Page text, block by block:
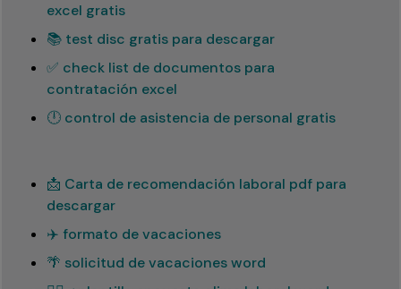
excel gratis
📚 test disc gratis para descargar
✅ check list de documentos para
contratación excel
🕛 control de asistencia de personal gratis
📩 Carta de recomendación laboral pdf para
descargar
✈️ formato de vacaciones
🌴 solicitud de vacaciones word